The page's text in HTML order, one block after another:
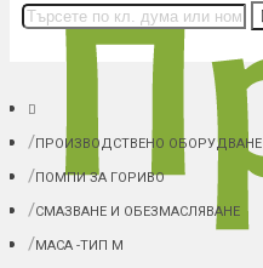
ПРОИЗВОДСТВЕНО ОБОРУДВАНЕ
ПОМПИ ЗА ГОРИВО
СМАЗВАНЕ И ОБЕЗМАСЛЯВАНЕ
МАСА -ТИП М